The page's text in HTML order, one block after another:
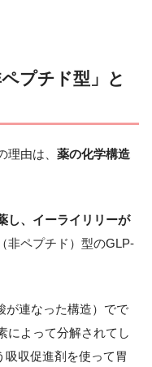
プチド型」と
由は、 薬の化学構造
し、イーライリリーが
非ペプチド）型のGLP-
が連なった構造）でで
によって分解されてし
吸収促進剤を使って胃